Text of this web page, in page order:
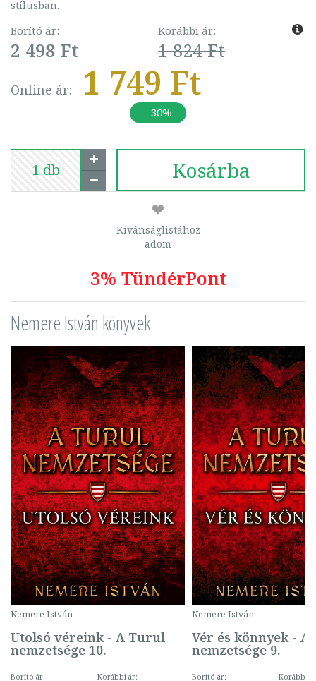
stílusban.
Borító ár:
2 498 Ft
Korábbi ár:
1 824 Ft
Online ár: 1 749 Ft
- 30%
Kosárba
Kívánságlistához
adom
3% TündérPont
Nemere István könyvek
Nemere István
Utolsó véreink - A Turul
nemzetsége 10.
Borító ár: Korábbi ár:
Nemere István
Vér és könnyek -
nemzetsége 9.
Borító ár: Korábbi